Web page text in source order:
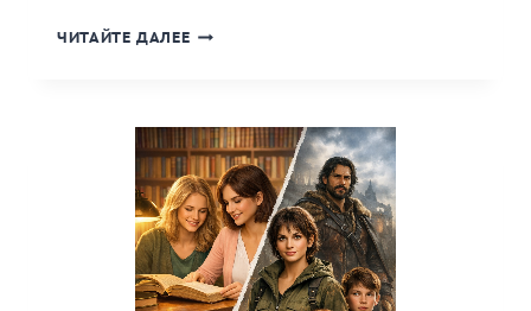
ЧИТАЙТЕ ДАЛЕЕ «ИГРА